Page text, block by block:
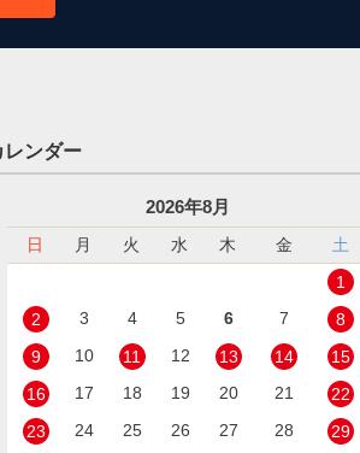
レンダー
2026年8月
日 月 火 水 木 金
土
1
2
3 4 5 6 7
8
9
10 11 12 13 14
15
16
17 18 19 20 21
22
23
24 25 26 27 28
29